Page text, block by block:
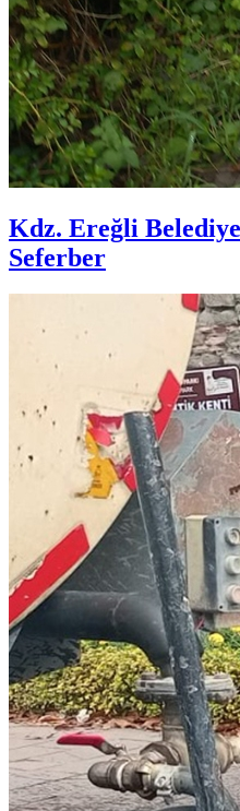
Kdz. Ereğli
Seferber